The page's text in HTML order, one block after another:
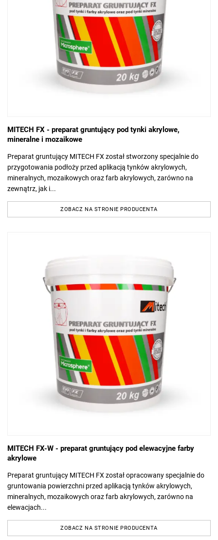
MITECH FX - preparat gruntujący pod tynki akrylowe,
mineralne i mozaikowe
Preparat gruntujący MITECH FX został stworzony specjalnie do
przygotowania podłoży przed aplikacją tynków akrylowych,
mineralnych, mozaikowych oraz farb akrylowych, zarówno na
zewnątrz, jak i...
ZOBACZ NA STRONIE PRODUCENTA
MITECH FX-W - preparat gruntujący pod elewacyjne farby
akrylowe
Preparat gruntujący MITECH FX został opracowany specjalnie do
gruntowania powierzchni przed aplikacją tynków akrylowych,
mineralnych, mozaikowych oraz farb akrylowych, zarówno na
elewacjach...
ZOBACZ NA STRONIE PRODUCENTA